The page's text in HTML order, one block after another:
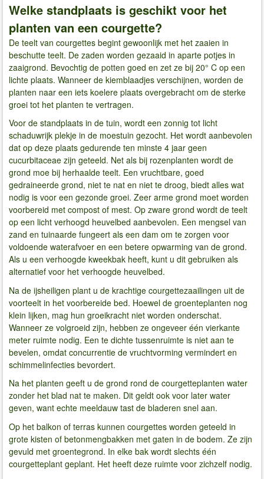
Welke standplaats is geschikt voor het
planten van een courgette?
De teelt van courgettes begint gewoonlijk met het zaaien in
beschutte teelt. De zaden worden gezaaid in aparte potjes in
zaaigrond. Bevochtig de potten goed en zet ze bij 20° C op een
lichte plaats. Wanneer de kiemblaadjes verschijnen, worden de
planten naar een iets koelere plaats overgebracht om de sterke
groei tot het planten te vertragen.
Voor de standplaats in de tuin, wordt een zonnig tot licht
schaduwrijk plekje in de moestuin gezocht. Het wordt aanbevolen
dat op deze plaats gedurende ten minste 4 jaar geen
cucurbitaceae zijn geteeld. Net als bij rozenplanten wordt de
grond moe bij herhaalde teelt. Een vruchtbare, goed
gedraineerde grond, niet te nat en niet te droog, biedt alles wat
nodig is voor een gezonde groei. Zeer arme grond moet worden
voorbereid met compost of mest. Op zware grond wordt de teelt
op een licht verhoogd heuvelbed aanbevolen. Een mengsel van
zand en tuinaarde fungeert als een dam om te zorgen voor
voldoende waterafvoer en een betere opwarming van de grond.
Als u een verhoogde kweekbak heeft, kunt u dit gebruiken als
alternatief voor het verhoogde heuvelbed.
Na de ijsheiligen plant u de krachtige courgettezaailingen uit de
voorteelt in het voorbereide bed. Hoewel de groenteplanten nog
klein lijken, mag hun groeikracht niet worden onderschat.
Wanneer ze volgroeid zijn, hebben ze ongeveer één vierkante
meter ruimte nodig. Een te dichte tussenruimte is niet aan te
bevelen, omdat concurrentie de vruchtvorming vermindert en
schimmelinfecties bevordert.
Na het planten geeft u de grond rond de courgetteplanten water
zonder het blad nat te maken. Dit geldt ook voor later water
geven, want echte meeldauw tast de bladeren snel aan.
Op het balkon of terras kunnen courgettes worden geteeld in
grote kisten of betonmengbakken met gaten in de bodem. Ze zijn
gevuld met groentegrond. In elke bak wordt slechts één
courgetteplant geplant. Het heeft deze ruimte voor zichzelf nodig.